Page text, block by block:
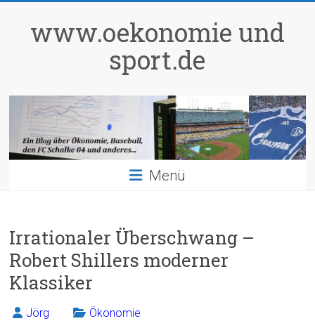
springenwww.oekonomie und
sport.de
Menü
Irrationaler Überschwang –
Robert Shillers moderner
Klassiker
Jörg Ökonomie